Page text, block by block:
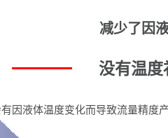
减少了因
没有温
因液体温度变化而导致流量精度产